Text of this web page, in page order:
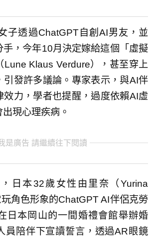
子透過ChatGPT自創AI男友，並
手，今年10月決定嫁給這個「虛擬
Lune Klaus Verdure），甚至穿上
引發許多議論。專家表示，與AI伴
效力，學者也提醒，過度依賴AI虛
現心理疾病。
是廣告 請繼續往下閱讀
日本32歲女性由里奈（Yurina
角色形象的ChatGPT AI伴侶克勞
日本岡山的一間婚禮會館舉辦婚
員陪伴下宣讀誓言，透過AR眼鏡